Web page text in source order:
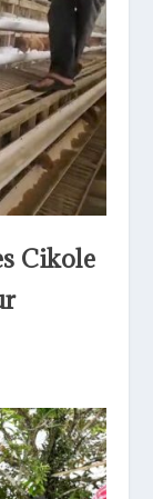
Cikole